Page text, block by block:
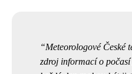
Meteorologové České
zdroj informací o